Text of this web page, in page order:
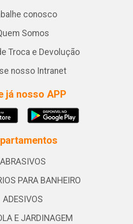
conosco
Somos
Troca e Devolução
nosso Intranet
já nosso APP
ABRASIVOS
PARA BANHEIRO
ADESIVOS
E JARDINAGEM